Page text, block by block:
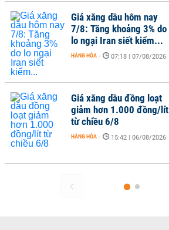
Giá xăng dầu hôm nay
7/8: Tăng khoảng 3% do
lo ngại Iran siết kiểm...
HÀNG HÓA - 07:18 | 07/08/2026
Giá xăng dầu đồng loạt
giảm hơn 1.000 đồng/lít
từ chiều 6/8
HÀNG HÓA - 15:42 | 06/08/2026